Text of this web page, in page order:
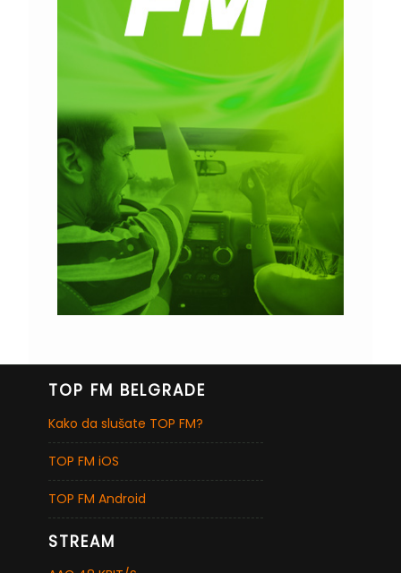
TOP FM BELGRADE
Kako da slušate TOP FM?
TOP FM iOS
TOP FM Android
STREAM